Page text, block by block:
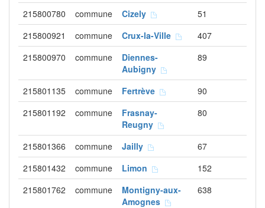
215800780
commune Cizely
51
215800921
commune Crux-la-Ville
407
215800970
commune
Diennes-
Aubigny
89
215801135 commune Fertrève
90
215801192
commune
Frasnay-
Reugny
80
215801366 commune Jailly
67
215801432
commune Limon
152
215801762
commune
Montigny-aux-
Amognes
638